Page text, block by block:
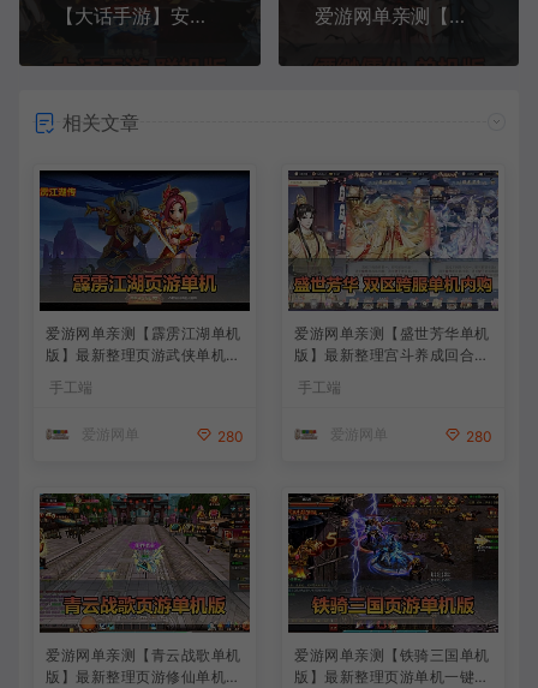
【大话手游】安卓手机联机版 回合制 经典大话西游手游版
爱游网单亲测【缥缈儒仙】二次元仙侠塔防肉鸽游戏安卓+H5+GM物品后台 电脑模拟器手游虚拟机一键端亲测视频安装教学+手工端文本教学
相关文章
爱游网单亲测【霹雳江湖单机
版】最新整理页游武侠单机一
户端 GM后台 通用视频教学
手工端
爱游网单 280
爱游网单亲测【盛世芳华单机
版】最新整理宫斗养成回合抽
一键端视频教学+linux手工外
手工端
爱游网单 280
爱游网单亲测【青云战歌单机
版】最新整理页游修仙单机一
爱游网单亲测【铁骑三国单机
版】最新整理页游单机一键端